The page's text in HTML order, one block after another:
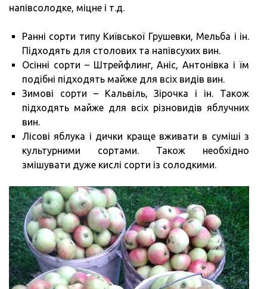
напівсолодке, міцне і т.д.
Ранні сорти типу Київської Грушевки, Мельба і ін.
Підходять для столових та напівсухих вин.
Осінні сорти – Штрейфлинг, Аніс, Антонівка і їм
подібні підходять майже для всіх видів вин.
Зимові сорти – Кальвіль, Зірочка і ін. Також
підходять майже для всіх різновидів яблучних
вин.
Лісові яблука і дички краще вживати в суміші з
культурними сортами. Також необхідно
змішувати дуже кислі сорти із солодкими.